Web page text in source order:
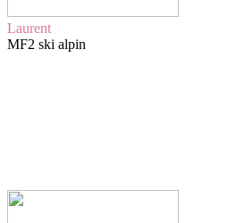
Laurent
MF2 ski alpin